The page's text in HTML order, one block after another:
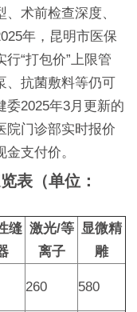
术前检查深度、
年，昆明市医保
“打包价”上限管
、抗菌敷料等仍可
委2025年3月更新的
院门诊部实时报价
支付价。
表（单位：
缝 激光/等
离子
显微精
雕
260 580